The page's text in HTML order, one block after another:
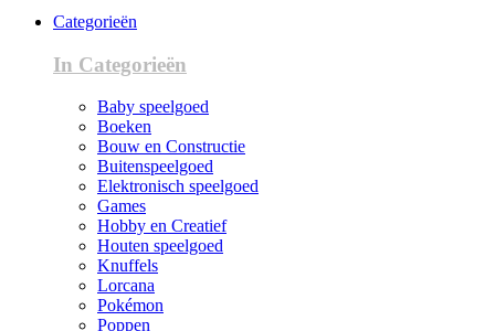
Categorieën
In Categorieën
Baby speelgoed
Boeken
Bouw en Constructie
Buitenspeelgoed
Elektronisch speelgoed
Games
Hobby en Creatief
Houten speelgoed
Knuffels
Lorcana
Pokémon
Poppen